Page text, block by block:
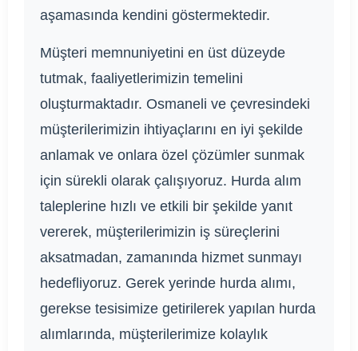
aşamasında kendini göstermektedir.
Müşteri memnuniyetini en üst düzeyde
tutmak, faaliyetlerimizin temelini
oluşturmaktadır. Osmaneli ve çevresindeki
müşterilerimizin ihtiyaçlarını en iyi şekilde
anlamak ve onlara özel çözümler sunmak
için sürekli olarak çalışıyoruz. Hurda alım
taleplerine hızlı ve etkili bir şekilde yanıt
vererek, müşterilerimizin iş süreçlerini
aksatmadan, zamanında hizmet sunmayı
hedefliyoruz. Gerek yerinde hurda alımı,
gerekse tesisimize getirilerek yapılan hurda
alımlarında, müşterilerimize kolaylık